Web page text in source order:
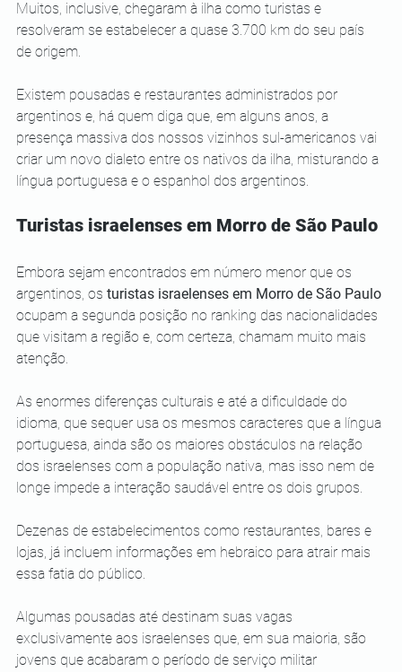
Muitos, inclusive, chegaram à ilha como turistas e
resolveram se estabelecer a quase 3.700 km do seu país
de origem.
Existem pousadas e restaurantes administrados por
argentinos e, há quem diga que, em alguns anos, a
presença massiva dos nossos vizinhos sul-americanos vai
criar um novo dialeto entre os nativos da ilha, misturando a
língua portuguesa e o espanhol dos argentinos.
Turistas israelenses em Morro de São Paulo
Embora sejam encontrados em número menor que os
argentinos, os turistas israelenses em Morro de São Paulo
ocupam a segunda posição no ranking das nacionalidades
que visitam a região e, com certeza, chamam muito mais
atenção.
As enormes diferenças culturais e até a dificuldade do
idioma, que sequer usa os mesmos caracteres que a língua
portuguesa, ainda são os maiores obstáculos na relação
dos israelenses com a população nativa, mas isso nem de
longe impede a interação saudável entre os dois grupos.
Dezenas de estabelecimentos como restaurantes, bares e
lojas, já incluem informações em hebraico para atrair mais
essa fatia do público.
Algumas pousadas até destinam suas vagas
exclusivamente aos israelenses que, em sua maioria, são
jovens que acabaram o período de serviço militar